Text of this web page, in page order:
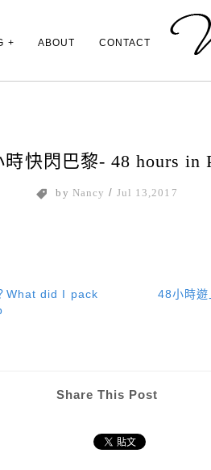
ABOUT CONTACT
時快閃巴黎- 48 hours in
by Nancy /Jul 13,2017
What did I pack
48小時
Share This Post